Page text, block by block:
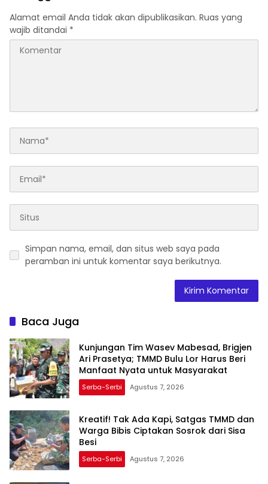
Alamat email Anda tidak akan dipublikasikan. Ruas yang
wajib ditandai *
Simpan nama, email, dan situs web saya pada
peramban ini untuk komentar saya berikutnya.
Baca Juga
Kunjungan Tim Wasev Mabesad, Brigjen
Ari Prasetya; TMMD Bulu Lor Harus Beri
Manfaat Nyata untuk Masyarakat
Serba-Serbi Agustus 7, 2026
Kreatif! Tak Ada Kapi, Satgas TMMD dan
Warga Bibis Ciptakan Sosrok dari Sisa
Besi
Serba-Serbi Agustus 7, 2026